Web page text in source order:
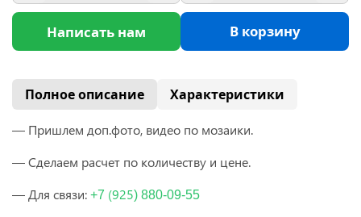
Написать нам В корзину
Полное описание Характеристики
— Пришлем доп.фото, видео по мозаики.
— Сделаем расчет по количеству и цене.
— Для связи: +7 (925) 880-09-55